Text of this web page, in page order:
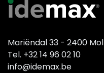
Mariëndal 33 - 2400 Mol
Tel. +32 14 96 02 10
info@idemax.be